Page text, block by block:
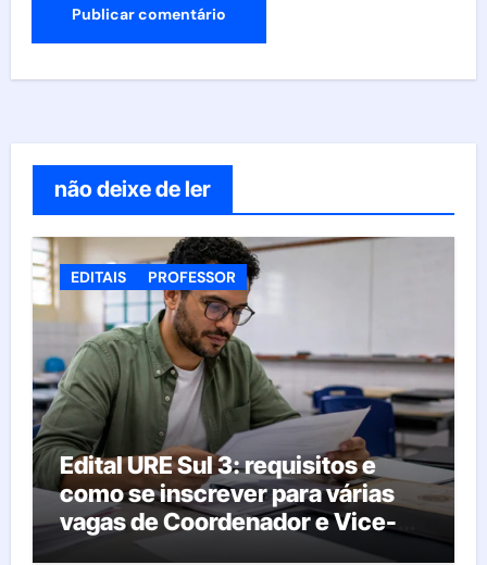
não deixe de ler
EDITAIS PROFESSOR
Edital URE Sul 3: requisitos e
como se inscrever para várias
vagas de Coordenador e Vice-
Diretor